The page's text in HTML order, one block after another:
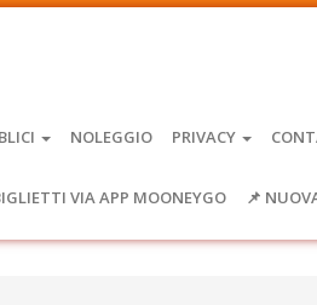
NOLEGGIO PRIVACY
VIA APP MOONEYGO 📌